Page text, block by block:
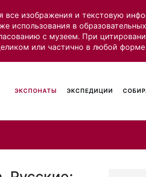
изображения и текстовую
использования в
с музеем. При
или частично в любой
ЭКСПОНАТЫ ЭКСПЕДИЦИИ